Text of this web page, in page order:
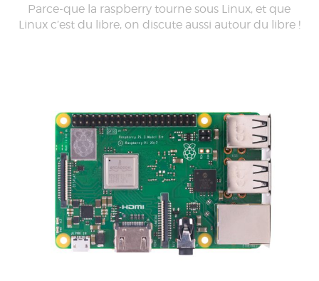
Parce-que la raspberry tourne sous Linux, et que
Linux c’est du libre, on discute aussi autour du libre !